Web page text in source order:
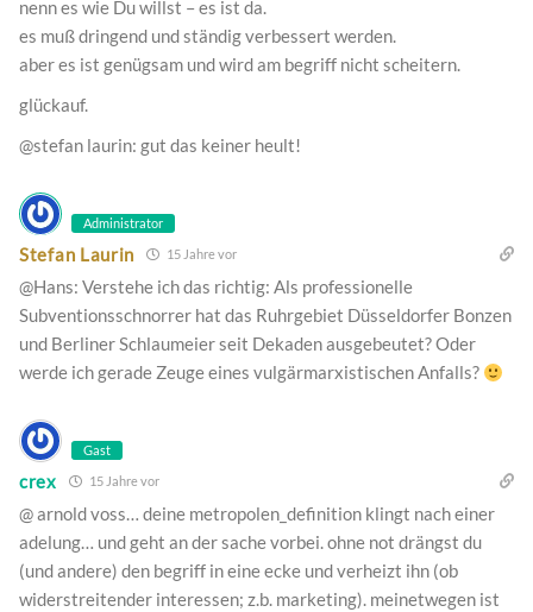
nenn es wie Du willst – es ist da.
es muß dringend und ständig verbessert werden.
aber es ist genügsam und wird am begriff nicht scheitern.
glückauf.
@stefan laurin: gut das keiner heult!
Administrator
Stefan Laurin 15 Jahre vor
@Hans: Verstehe ich das richtig: Als professionelle
Subventionsschnorrer hat das Ruhrgebiet Düsseldorfer Bonzen
und Berliner Schlaumeier seit Dekaden ausgebeutet? Oder
werde ich gerade Zeuge eines vulgärmarxistischen Anfalls?
Gast
crex 15 Jahre vor
@ arnold voss… deine metropolen_definition klingt nach einer
adelung… und geht an der sache vorbei. ohne not drängst du
(und andere) den begriff in eine ecke und verheizt ihn (ob
widerstreitender interessen; z.b. marketing). meinetwegen ist